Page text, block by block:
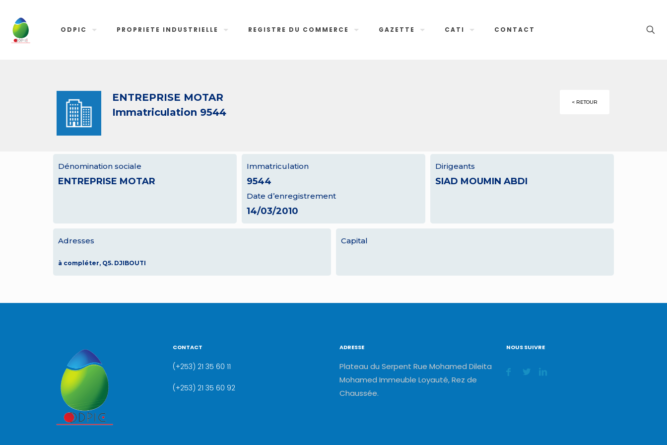
ODPIC PROPRIETE INDUSTRIELLE REGISTRE DU COMMERCE GAZETTE CATI CONTACT
ENTREPRISE MOTAR
Immatriculation 9544
< RETOUR
Dénomination sociale
ENTREPRISE MOTAR
Immatriculation
9544
Date d’enregistrement
14/03/2010
Dirigeants
SIAD MOUMIN ABDI
Adresses
à compléter, Q5. DJIBOUTI
Capital
CONTACT
(+253) 21 35 60 11
(+253) 21 35 60 92
ADRESSE
Plateau du Serpent Rue Mohamed Dileita
Mohamed Immeuble Loyauté, Rez de
Chaussée.
NOUS SUIVRE